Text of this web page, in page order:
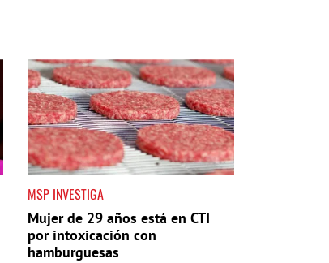
MSP INVESTIGA
Mujer de 29 años está en CTI
por intoxicación con
hamburguesas